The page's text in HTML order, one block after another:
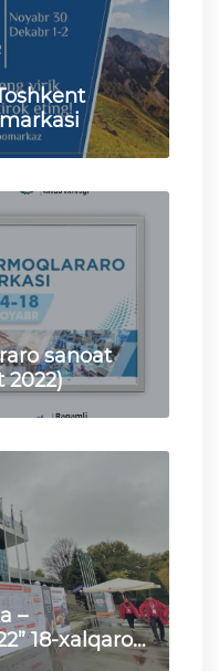
sanoat
2022)
–
18-xalqaro